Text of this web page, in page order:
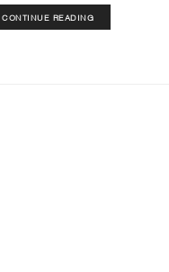
CONTINUE READING